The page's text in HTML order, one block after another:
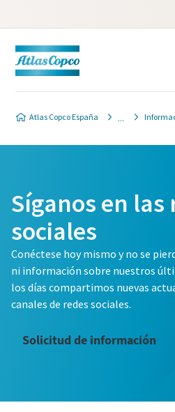
Atlas Copco España
Síganos en las
sociales
Conéctese hoy mismo y no se
ni información sobre nuestros
los días compartimos nuevas
canales de redes sociales.
Solicitud de información